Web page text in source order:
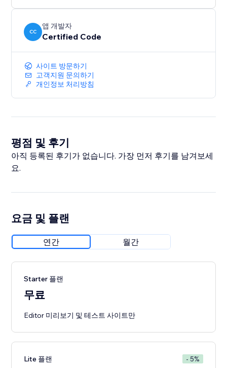
CC
앱 개발자
Certified Code
사이트 방문하기
고객지원 문의하기
개인정보 처리방침
평점 및 후기
아직 등록된 후기가 없습니다. 가장 먼저 후기를 남겨보세
요.
요금 및 플랜
연간 월간
Starter 플랜
무료
Editor 미리보기 및 테스트 사이트만
Lite 플랜 - 5%